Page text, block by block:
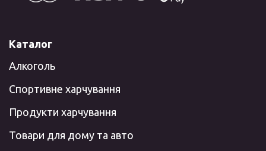
Каталог
Алкоголь
Спортивне харчування
Продукти харчування
Товари для дому та авто